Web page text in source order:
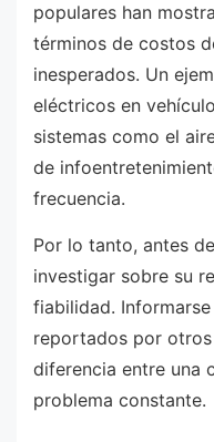
populares han
términos de costos
inesperados. Un
eléctricos en
sistemas como el
de
frecuencia.
Por lo tanto, antes
investigar sobre su
fiabilidad.
reportados por
diferencia entre una
problema constante.